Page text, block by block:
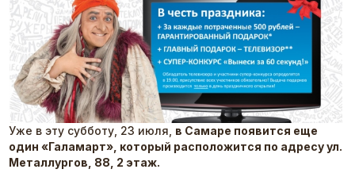
Уже в эту субботу, 23 июля, в Самаре появится еще
один «Галамарт», который расположится по адресу ул.
Металлургов, 88, 2 этаж.